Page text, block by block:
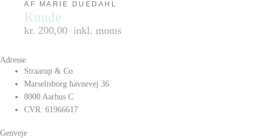
AF MARIE DUEDAHL
Knude
kr. 200,00 inkl. moms
Adresse
Straarup & Co
Marselisborg havnevej 36
8000 Aarhus C
CVR: 61966617
Genveje